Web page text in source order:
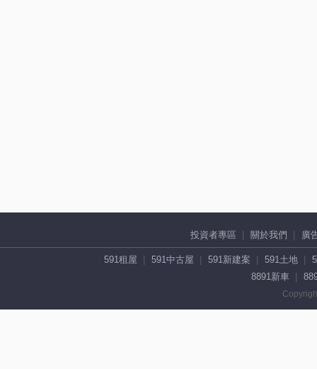
投資者專區 關於我們 廣
591租屋 591中古屋 591新建案 591土地
8891新車